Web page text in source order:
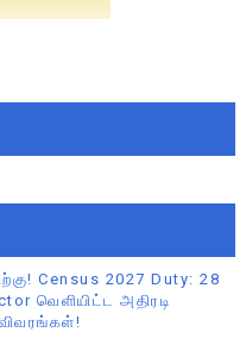
Census 2027 Duty: 28
வெளியிட்ட அதிரடி
விவரங்கள்!